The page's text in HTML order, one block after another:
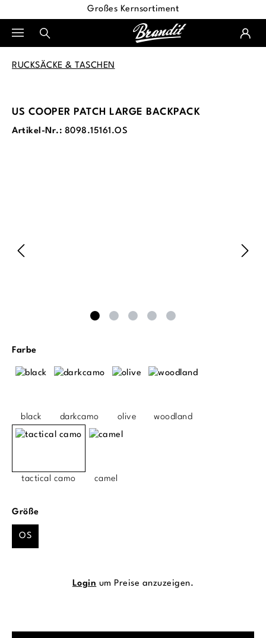
Großes Kernsortiment
RUCKSÄCKE & TASCHEN
US COOPER PATCH LARGE BACKPACK
Artikel-Nr.: 8098.15161.OS
Farbeauswählen
black darkcamo olive woodland
tactical camo camel
Größeauswählen
OS
Login um Preise anzuzeigen.